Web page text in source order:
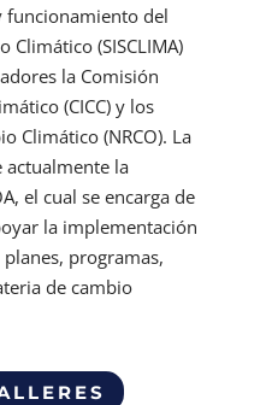
funcionamiento del
Climático (SISCLIMA)
la Comisión
(CICC) y los
Climático (NRCO). La
actualmente la
el cual se encarga de
la implementación
programas,
de cambio